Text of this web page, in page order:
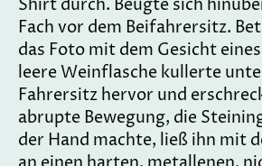
Shirt durch. Beugte sich
Fach vor dem Beifahrersitz.
das Foto mit dem Gesicht
leere Weinflasche kullerte
Fahrersitz hervor und
abrupte Bewegung, die
der Hand machte, ließ ihn mit